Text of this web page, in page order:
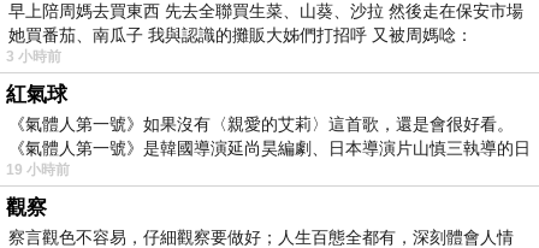
上一篇： 沉默不是退場，而是重新校準
下一篇：
早上陪周媽去買東西 先去全聯買生菜、山葵、沙拉 然後走在保安市場
她買番茄、南瓜子 我與認識的攤販大姊們打招呼 又被周媽唸：
3 小時前
紅氣球
《氣體人第一號》如果沒有〈親愛的艾莉〉這首歌，還是會很好看。
《氣體人第一號》是韓國導演延尚昊編劇、日本導演片山慎三執導的日
19 小時前
觀察
察言觀色不容易，仔細觀察要做好；人生百態全都有，深刻體會人情